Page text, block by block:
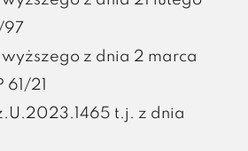
97
z dnia 2 marca
21
t.j. z dnia